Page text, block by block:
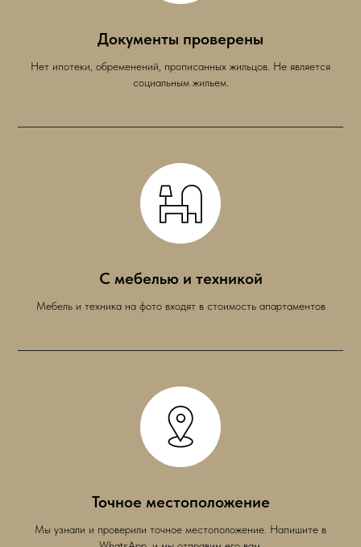
Документы проверены
Нет ипотеки, обременений, прописанных жильцов. Не является
социальным жильем.
С мебелью и техникой
Мебель и техника на фото входят в стоимость апартаментов
Точное местоположение
Мы узнали и проверили точное местоположение. Напишите в